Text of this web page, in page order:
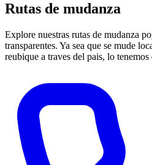
Rutas de mudanza
Explore nuestras rutas de mudanza
transparentes. Ya sea que se mude
reubique a traves del pais, lo tenemos